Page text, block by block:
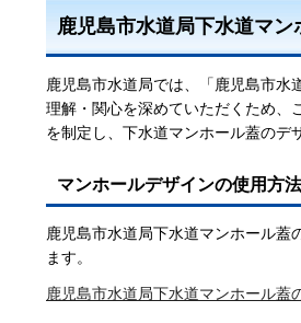
鹿児島市水道局下水道マ
鹿児島市水道局では、「鹿児島市水
理解・関心を深めていただくため、
を制定し、下水道マンホール蓋のデ
マンホールデザインの使用方法
鹿児島市水道局下水道マンホール蓋
ます。
鹿児島市水道局下水道マンホール蓋